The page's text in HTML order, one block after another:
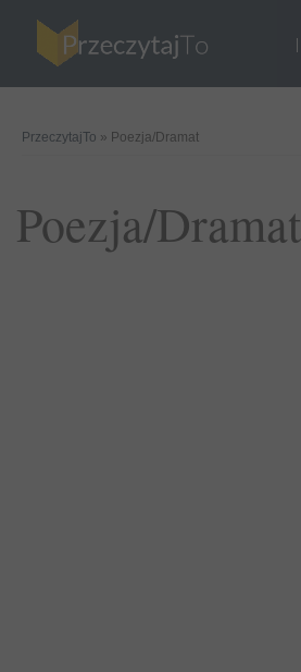
PrzeczytajTo » Poezja/Dramat
Poezja/Dramat